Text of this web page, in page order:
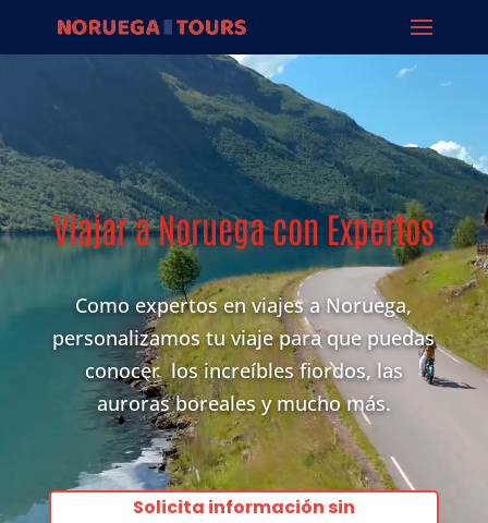
vídeo
Viajar a Noruega con Expertos
Como expertos en viajes a Noruega,
personalizamos tu viaje para que puedas
conocer los increíbles fiordos, las
auroras boreales y mucho más.
Solicita información sin